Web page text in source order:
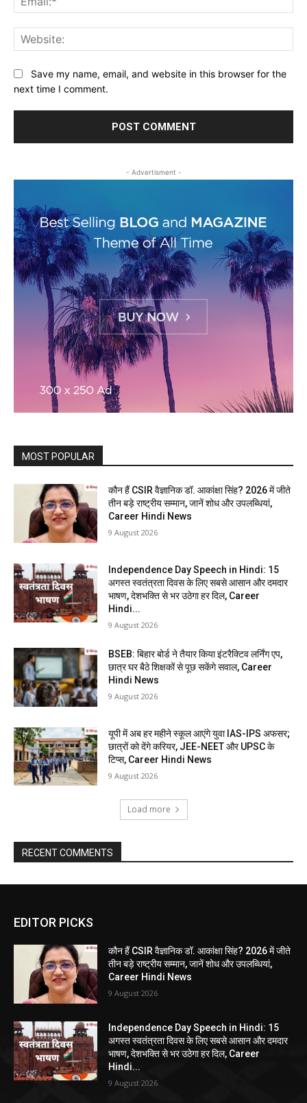
Save my name, email, and website in this browser for the
next time I comment.
- Advertisment -
MOST POPULAR
कौन हैं CSIR वैज्ञानिक डॉ. आकांक्षा सिंह? 2026 में जीते
तीन बड़े राष्ट्रीय सम्मान, जानें शोध और उपलब्धियां,
Career Hindi News
9 August 2026
Independence Day Speech in Hindi: 15
अगस्त स्वतंत्रता दिवस के लिए सबसे आसान और दमदार
भाषण, देशभक्ति से भर उठेगा हर दिल, Career
Hindi...
9 August 2026
BSEB: बिहार बोर्ड ने तैयार किया इंटरैक्टिव लर्निंग एप,
छात्र घर बैठे शिक्षकों से पूछ सकेंगे सवाल, Career
Hindi News
9 August 2026
यूपी में अब हर महीने स्कूल आएंगे युवा IAS-IPS अफसर;
छात्रों को देंगे करियर, JEE-NEET और UPSC के
टिप्स, Career Hindi News
9 August 2026
Load more
RECENT COMMENTS
EDITOR PICKS
कौन हैं CSIR वैज्ञानिक डॉ. आकांक्षा सिंह? 2026 में जीते
तीन बड़े राष्ट्रीय सम्मान, जानें शोध और उपलब्धियां,
Career Hindi News
9 August 2026
Independence Day Speech in Hindi: 15
अगस्त स्वतंत्रता दिवस के लिए सबसे आसान और दमदार
भाषण, देशभक्ति से भर उठेगा हर दिल, Career
Hindi...
9 August 2026